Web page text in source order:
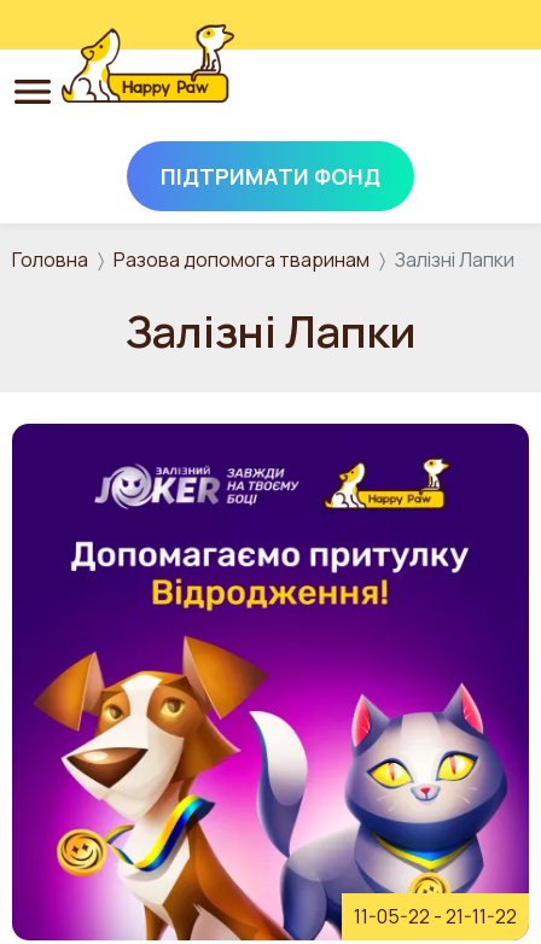
Перейти до основного вмісту
ПІДТРИМАТИ ФОНД
Головна Разова допомога тваринам Залізні Лапки
Залізні Лапки
11-05-22 -21-11-22